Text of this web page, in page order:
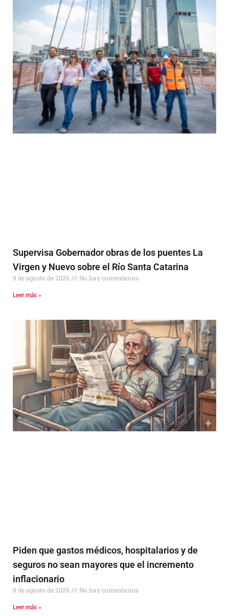
Supervisa Gobernador obras de los puentes La
Virgen y Nuevo sobre el Río Santa Catarina
9 de agosto de 2026 No hay comentarios
Leer más »
Piden que gastos médicos, hospitalarios y de
seguros no sean mayores que el incremento
inflacionario
9 de agosto de 2026 No hay comentarios
Leer más »